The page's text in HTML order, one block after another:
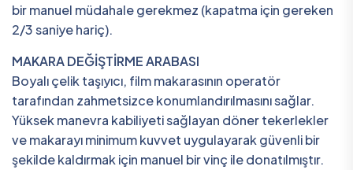
bir manuel müdahale gerekmez (kapatma için gereken
2/3 saniye hariç).
MAKARA DEĞİŞTİRME ARABASI
Boyalı çelik taşıyıcı, film makarasının operatör
tarafından zahmetsizce konumlandırılmasını sağlar.
Yüksek manevra kabiliyeti sağlayan döner tekerlekler
ve makarayı minimum kuvvet uygulayarak güvenli bir
şekilde kaldırmak için manuel bir vinç ile donatılmıştır.